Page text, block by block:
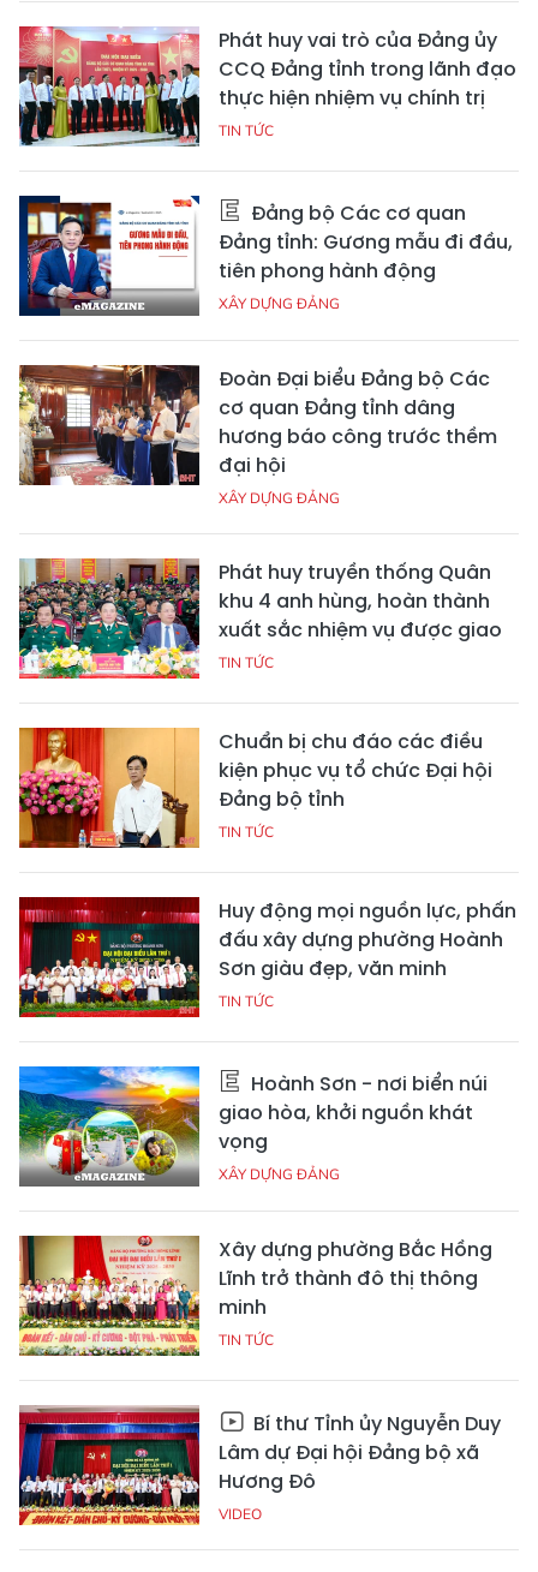
Phát huy vai trò của Đảng ủy
CCQ Đảng tỉnh trong lãnh đạo
thực hiện nhiệm vụ chính trị
TIN TỨC
Đảng bộ Các cơ quan
Đảng tỉnh: Gương mẫu đi đầu,
tiên phong hành động
XÂY DỰNG ĐẢNG
Đoàn Đại biểu Đảng bộ Các
cơ quan Đảng tỉnh dâng
hương báo công trước thềm
đại hội
XÂY DỰNG ĐẢNG
Phát huy truyền thống Quân
khu 4 anh hùng, hoàn thành
xuất sắc nhiệm vụ được giao
TIN TỨC
Chuẩn bị chu đáo các điều
kiện phục vụ tổ chức Đại hội
Đảng bộ tỉnh
TIN TỨC
Huy động mọi nguồn lực, phấn
đấu xây dựng phường Hoành
Sơn giàu đẹp, văn minh
TIN TỨC
Hoành Sơn - nơi biển núi
giao hòa, khởi nguồn khát
vọng
XÂY DỰNG ĐẢNG
Xây dựng phường Bắc Hồng
Lĩnh trở thành đô thị thông
minh
TIN TỨC
Bí thư Tỉnh ủy Nguyễn Duy
Lâm dự Đại hội Đảng bộ xã
Hương Đô
VIDEO